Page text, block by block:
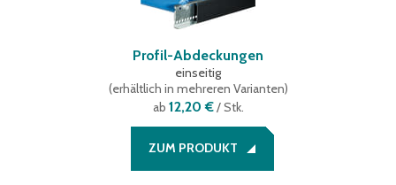
Profil-Abdeckungen
einseitig
(erhältlich in mehreren Varianten)
ab 12,20 €/ Stk.
ZUM PRODUKT